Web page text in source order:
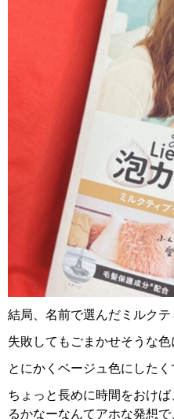
結局、名前で選んだミルク
失敗してもごまかせそうな色
とにかくベージュ色にした
ちょっと長めに時間をおけ
るかなーなんてアホな発想